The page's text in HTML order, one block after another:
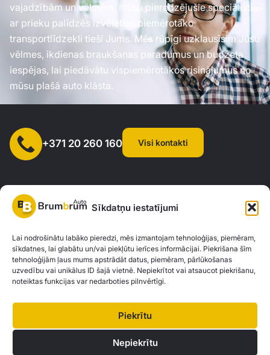
Sīkdatņu iestatījumi
Lai nodrošinātu labāko pieredzi, mēs izmantojam tehnoloģijas, piemēram,
sīkdatnes, lai glabātu un/vai piekļūtu ierīces informācijai. Piekrišana šīm
tehnoloģijām ļaus mums apstrādāt datus, piemēram, pārlūkošanas
uzvedību vai unikālus ID šajā vietnē. Nepiekrītot vai atsaucot piekrišanu,
noteiktas funkcijas var nedarboties pilnvērtīgi.
Piekrītu
Nepiekrītu
vajadzībām un vēlmēm, mūsu pieredzējušie speciālisti
ar prieku palīdzēs izvēlēties piemērotāko
transportlīdzekli tieši Jums. Mēs rūpīgi uzklausīsim Jūsu
vēlmes, ikdienas braukšanas paradumus un budžeta
iespējas, lai piedāvātu vispiemērotākos risinājumus no
mūsu plašā auto klāsta.
+371 20 260 160 Visi kontakti
SIA "AUTOCLICK", Reģ. Nr. 40203371960, Adrese: Mazjumpravas
iela 77, Rīga, LV-1063 |20260160
Privātuma politikaKontakti
Brum Brum Auto nav finanšu iestāde, bet sadarbojas ar vairākām bankām un
piedāvājam konsultācijas un atbalstu, lai atrastu vislabākos finanšu risinājumus,
kas atbilst jūsu individuālajām vajadzībām un iespējām.